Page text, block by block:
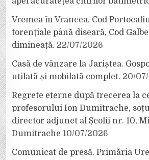
Vremea în Vrancea. Cod
torențiale până diseară, Cod
dimineață. 22/07/2026
Casă de vânzare la Jariștea.
utilată și mobilată complet. 20/
Regrete eterne după trecerea la
profesorului Ion Dumitrache,
director adjunct al Școlii nr. 10,
Dumitrache 10/07/2026
Comunicat de presă. Primăria